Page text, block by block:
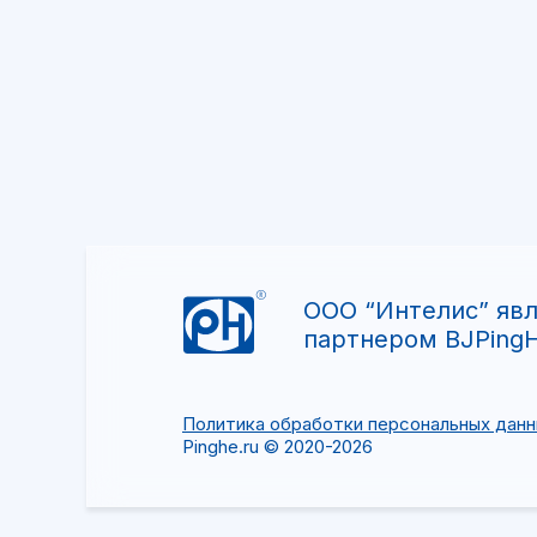
ООО “Интелис”
партнером
Политика обработки персональных
Pinghe.ru © 2020-2026